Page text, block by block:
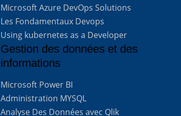
Microsoft Azure DevOps Solutions
Les Fondamentaux Devops
Using kubernetes as a Developer
Gestion des données et des
informations
Microsoft Power BI
Administration MYSQL
Analyse Des Données avec Qlik